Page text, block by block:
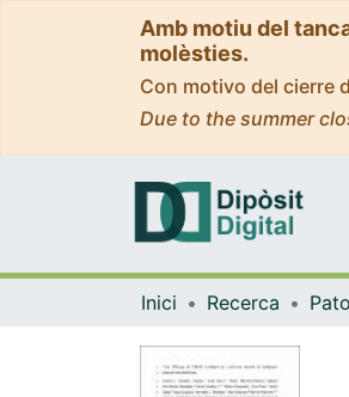
Amb motiu del
molèsties.
Con motivo del cierre
Due to the summer
Inici Recerca